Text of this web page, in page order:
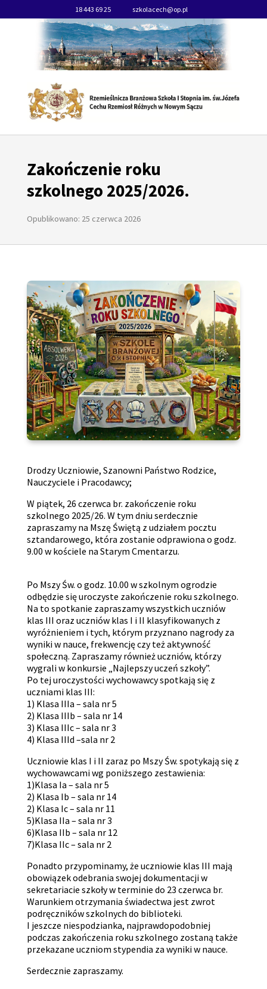
18 443 69 25 szkolacech@op.pl
Zakończenie roku
szkolnego 2025/2026.
Opublikowano: 25 czerwca 2026
Drodzy Uczniowie, Szanowni Państwo Rodzice,
Nauczyciele i Pracodawcy;
W piątek, 26 czerwca br. zakończenie roku
szkolnego 2025/26. W tym dniu serdecznie
zapraszamy na Mszę Świętą z udziałem pocztu
sztandarowego, która zostanie odprawiona o godz.
9.00 w kościele na Starym Cmentarzu.
Po Mszy Św. o godz. 10.00 w szkolnym ogrodzie
odbędzie się uroczyste zakończenie roku szkolnego.
Na to spotkanie zapraszamy wszystkich uczniów
klas III oraz uczniów klas I i II klasyfikowanych z
wyróżnieniem i tych, którym przyznano nagrody za
wyniki w nauce, frekwencję czy też aktywność
społeczną. Zapraszamy również uczniów, którzy
wygrali w konkursie „Najlepszy uczeń szkoły”.
Po tej uroczystości wychowawcy spotkają się z
uczniami klas III:
1) Klasa IIIa – sala nr 5
2) Klasa IIIb – sala nr 14
3) Klasa IIIc – sala nr 3
4) Klasa IIId –sala nr 2
Uczniowie klas I i II zaraz po Mszy Św. spotykają się z
wychowawcami wg poniższego zestawienia:
1)Klasa Ia – sala nr 5
2) Klasa Ib – sala nr 14
2) Klasa Ic – sala nr 11
5)Klasa IIa – sala nr 3
6)Klasa IIb – sala nr 12
7)Klasa IIc – sala nr 2
Ponadto przypominamy, że uczniowie klas III mają
obowiązek odebrania swojej dokumentacji w
sekretariacie szkoły w terminie do 23 czerwca br.
Warunkiem otrzymania świadectwa jest zwrot
podręczników szkolnych do biblioteki.
I jeszcze niespodzianka, najprawdopodobniej
podczas zakończenia roku szkolnego zostaną także
przekazane uczniom stypendia za wyniki w nauce.
Serdecznie zapraszamy.